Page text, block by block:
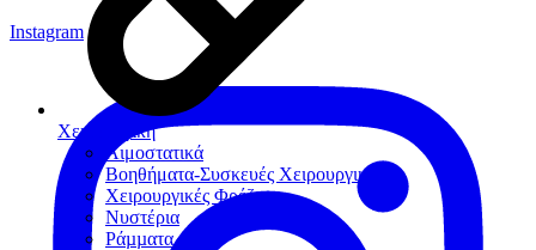
Χειρουργική
Αιμοστατικά
Βοηθήματα-Συσκευές Χειρουργικής
Χειρουργικές Φρέζες
Νυστέρια
Ράµµατα
Instagram